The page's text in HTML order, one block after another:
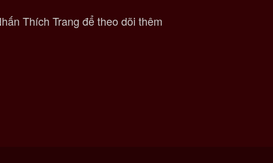
Thích Trang để theo dõi thêm